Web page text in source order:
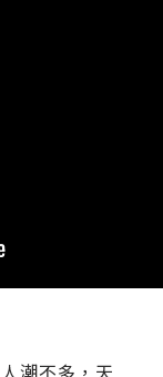
潮不多，天